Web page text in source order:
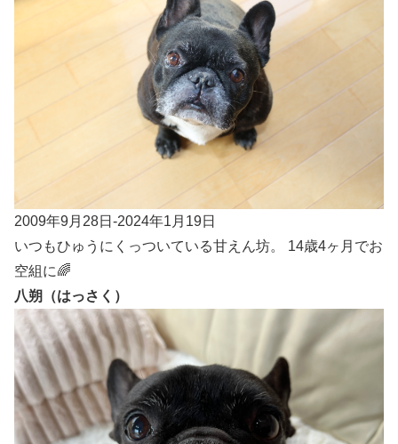
2009年9月28日-2024年1月19日
いつもひゅうにくっついている甘えん坊。 14歳4ヶ月でお
空組に🌈
八朔（はっさく）